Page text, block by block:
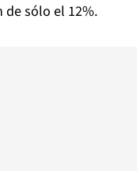
de sólo el 12%.